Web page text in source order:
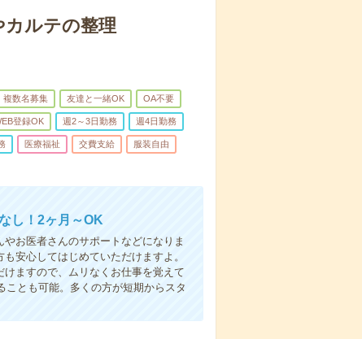
ルテの整理
複数名募集 友達と一緒OK OA不要
登録OK 週2～3日勤務 週4日勤務
医療福祉 交費支給 服装自由
し！2ヶ月～OK
お医者さんのサポートなどになりま
安心してはじめていただけますよ。
ますので、ムリなくお仕事を覚えて
とも可能。多くの方が短期からスタ